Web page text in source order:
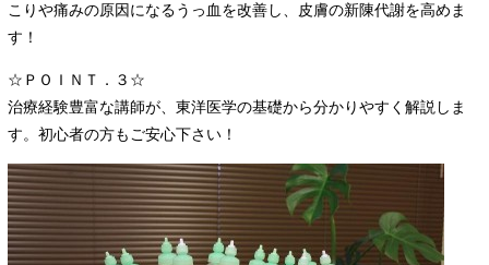
こりや痛みの原因になるうっ血を改善し、皮膚の新陳代謝を高めま
す！
☆ＰＯＩＮＴ．３☆
治療経験豊富な講師が、東洋医学の基礎から分かりやすく解説しま
す。初心者の方もご安心下さい！